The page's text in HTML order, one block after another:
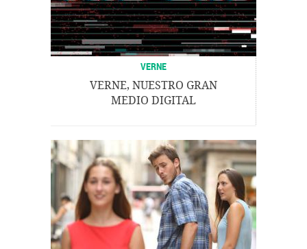
VERNE
VERNE, NUESTRO GRAN
MEDIO DIGITAL